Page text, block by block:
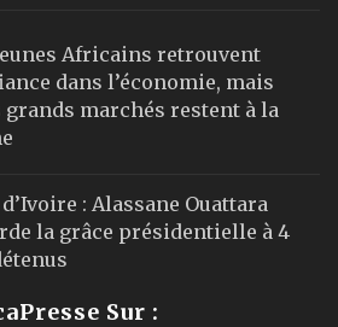
Africains retrouvent
dans l’économie, mais
marchés restent à la
: Alassane Ouattara
la grâce présidentielle à 4
Sur :